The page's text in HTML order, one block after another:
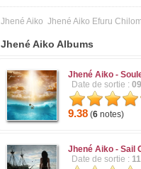
Jhené Aiko Jhené Aiko Efuru
Jhené Aiko Albums
Jhené Aiko -
Date de sortie :
9.38 (6 notes)
Jhené Aiko - Sail
Date de sortie :